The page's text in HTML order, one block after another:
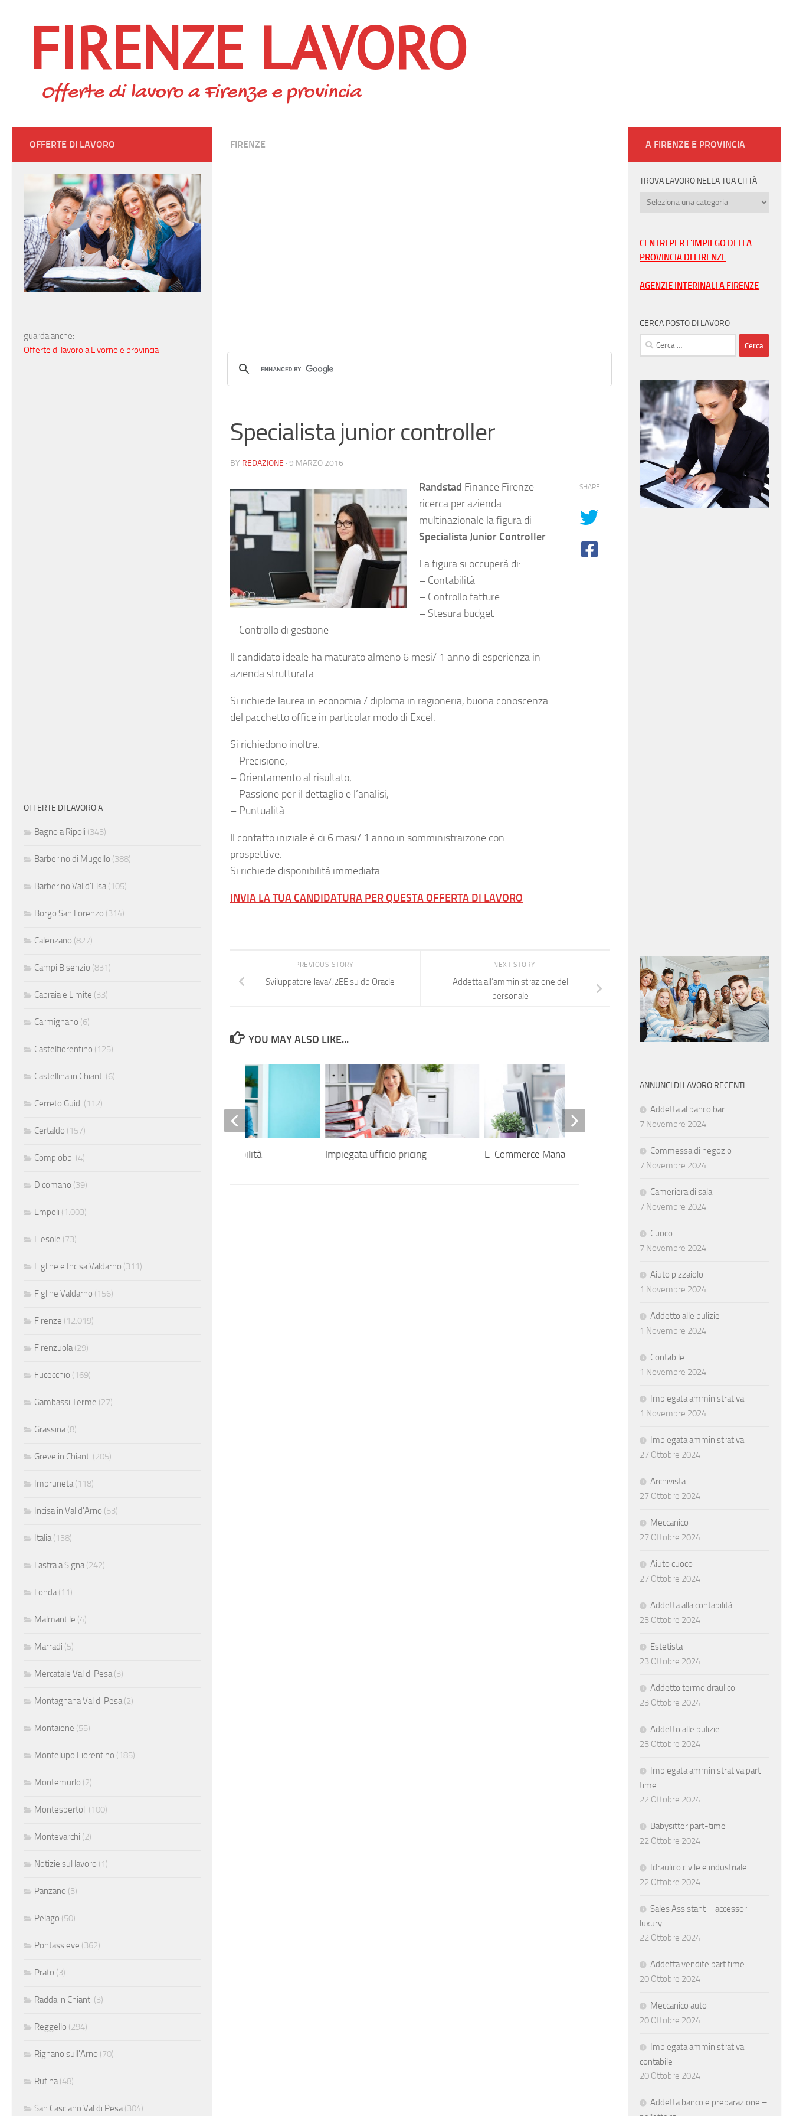
FIRENZE LAVORO
Offerte di lavoro a Firenze e provincia
FIRENZE
Specialista junior controller
BY REDAZIONE · 9 MARZO 2016
Randstad Finance Firenze
ricerca per azienda
multinazionale la figura di
Specialista Junior Controller
La figura si occuperà di:
– Contabilità
– Controllo fatture
– Stesura budget
– Controllo di gestione
Il candidato ideale ha maturato almeno 6 mesi/ 1 anno di esperienza in
azienda strutturata.
Si richiede laurea in economia / diploma in ragioneria, buona conoscenza
del pacchetto office in particolar modo di Excel.
Si richiedono inoltre:
– Precisione,
– Orientamento al risultato,
– Passione per il dettaglio e l’analisi,
– Puntualità.
Il contatto iniziale è di 6 masi/ 1 anno in somministraizone con
prospettive.
Si richiede disponibilità immediata.
INVIA LA TUA CANDIDATURA PER QUESTA OFFERTA DI LAVORO
SHARE
NEXT STORY
Addetta all’amministrazione del
personale
PREVIOUS STORY
Sviluppatore Java/J2EE su db Oracle
YOU MAY ALSO LIKE...
Impiegata ufficio pricing E-Commerce Manager
Programmatore Javascript
Addetta alla contabilità
OFFERTE DI LAVORO
guarda anche:
Offerte di lavoro a Livorno e provincia
OFFERTE DI LAVORO A
Bagno a Ripoli (343)
Barberino di Mugello (388)
Barberino Val d'Elsa(105)
Borgo San Lorenzo (314)
Calenzano (827)
Campi Bisenzio (831)
Capraia e Limite (33)
Carmignano (6)
Castelfiorentino (125)
Castellina in Chianti (6)
Cerreto Guidi (112)
Certaldo (157)
Compiobbi (4)
Dicomano (39)
Empoli (1.003)
Fiesole (73)
Figline e Incisa Valdarno (311)
Figline Valdarno (156)
Firenze (12.019)
Firenzuola(29)
Fucecchio (169)
Gambassi Terme (27)
Grassina(8)
Greve in Chianti (205)
Impruneta(118)
Incisa in Val d'Arno (53)
Italia(138)
Lastra a Signa(242)
Londa(11)
Malmantile (4)
Marradi (5)
Mercatale Val di Pesa(3)
Montagnana Val di Pesa(2)
Montaione (55)
Montelupo Fiorentino (185)
Montemurlo (2)
Montespertoli (100)
Montevarchi (2)
Notizie sul lavoro (1)
Panzano (3)
Pelago (50)
Pontassieve (362)
Prato (3)
Radda in Chianti (3)
Reggello (294)
Rignano sull'Arno (70)
Rufina(48)
San Casciano Val di Pesa(304)
A FIRENZE E PROVINCIA
TROVA LAVORO NELLA TUA CITTÀ
Trova
tua
città
CENTRI PER L'IMPIEGO DELLA
PROVINCIA DI FIRENZE
AGENZIE INTERINALI A FIRENZE
CERCA POSTO DI LAVORO
Ricerca
per:
ANNUNCI DI LAVORO RECENTI
Addetta al banco bar
7 Novembre 2024
Commessa di negozio
7 Novembre 2024
Cameriera di sala
7 Novembre 2024
Cuoco
7 Novembre 2024
Aiuto pizzaiolo
1 Novembre 2024
Addetto alle pulizie
1 Novembre 2024
Contabile
1 Novembre 2024
Impiegata amministrativa
1 Novembre 2024
Impiegata amministrativa
27 Ottobre 2024
Archivista
27 Ottobre 2024
Meccanico
27 Ottobre 2024
Aiuto cuoco
27 Ottobre 2024
Addetta alla contabilità
23 Ottobre 2024
Estetista
23 Ottobre 2024
Addetto termoidraulico
23 Ottobre 2024
Addetto alle pulizie
23 Ottobre 2024
Impiegata amministrativa part
time
22 Ottobre 2024
Babysitter part-time
22 Ottobre 2024
Idraulico civile e industriale
22 Ottobre 2024
Sales Assistant – accessori
luxury
22 Ottobre 2024
Addetta vendite part time
20 Ottobre 2024
Meccanico auto
20 Ottobre 2024
Impiegata amministrativa
contabile
20 Ottobre 2024
Addetta banco e preparazione –